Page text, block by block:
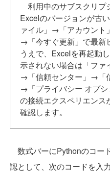
利用中のサブスクリプ
Excelのバージョンが古
ァイル」→「アカウント
→「今すぐ更新」で最新
うえで、Excelを再起動
示されない場合は「ファ
→「信頼センター」→「
→「プライバシー オプ
の接続エクスペリエンス
確認します。
数式バーにPythonのコー
認として、次のコードを入力